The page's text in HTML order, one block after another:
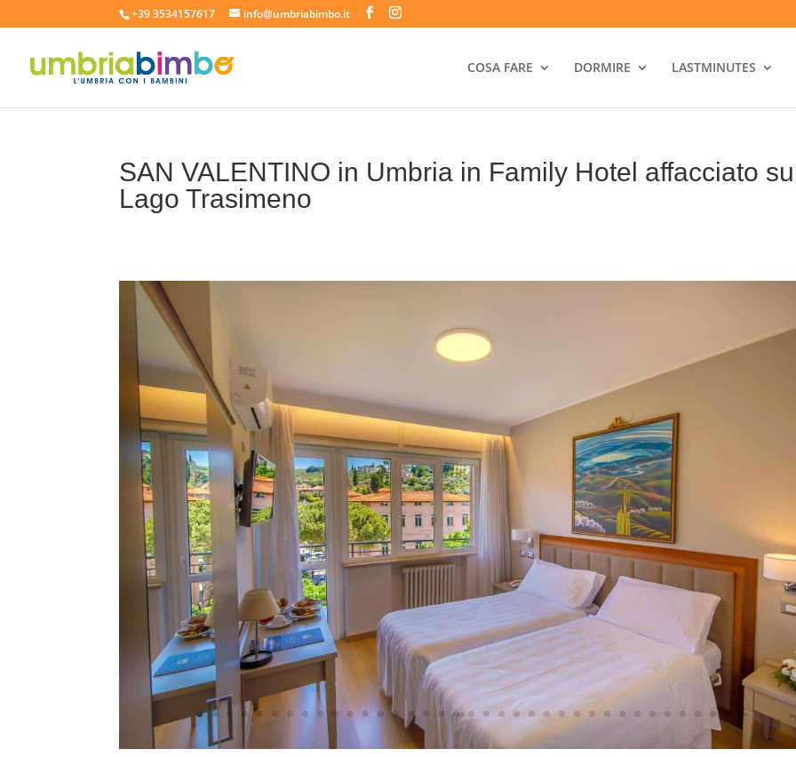
+39 3534157617 info@umbriabimbo.it
COSA FARE DORMIRE LASTMINUTES
SAN VALENTINO in Umbria in Family Hotel affacciato
Lago Trasimeno